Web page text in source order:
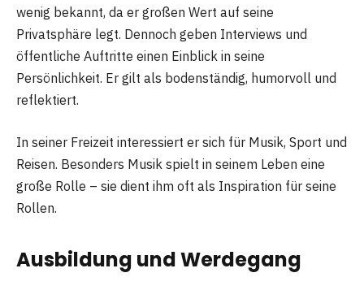
wenig bekannt, da er großen Wert auf seine
Privatsphäre legt. Dennoch geben Interviews und
öffentliche Auftritte einen Einblick in seine
Persönlichkeit. Er gilt als bodenständig, humorvoll und
reflektiert.
In seiner Freizeit interessiert er sich für Musik, Sport und
Reisen. Besonders Musik spielt in seinem Leben eine
große Rolle – sie dient ihm oft als Inspiration für seine
Rollen.
Ausbildung und Werdegang